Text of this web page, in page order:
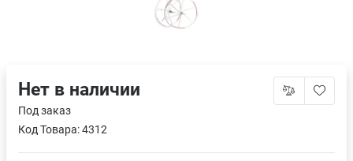
Нет в наличии
Под заказ
Код Товара:4312